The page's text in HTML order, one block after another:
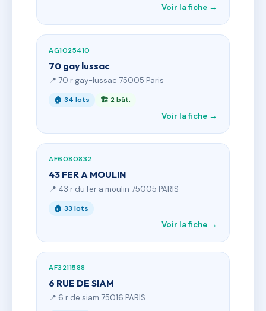
Voir la fiche →
AG1025410
70 gay lussac
📍 70 r gay-lussac 75005 Paris
🏠 34 lots 🏗 2 bât.
Voir la fiche →
AF6080832
43 FER A MOULIN
📍 43 r du fer a moulin 75005 PARIS
🏠 33 lots
Voir la fiche →
AF3211588
6 RUE DE SIAM
📍 6 r de siam 75016 PARIS